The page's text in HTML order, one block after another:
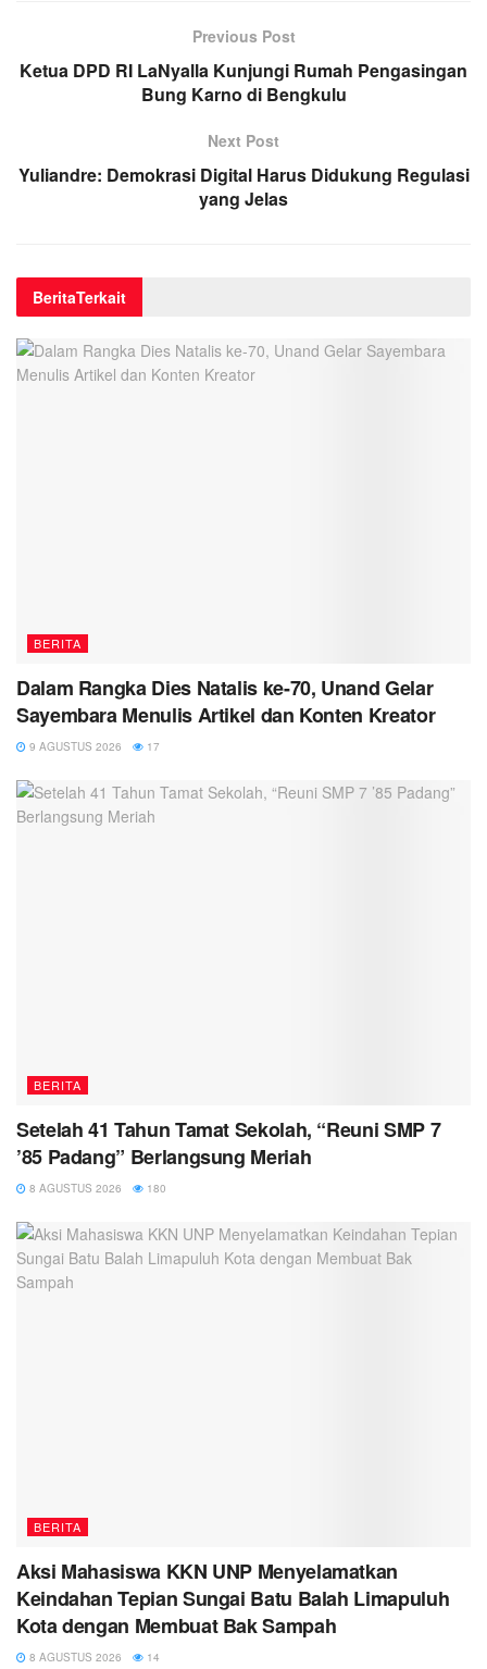
Previous Post
Ketua DPD RI LaNyalla Kunjungi Rumah Pengasingan
Bung Karno di Bengkulu
Next Post
Yuliandre: Demokrasi Digital Harus Didukung Regulasi
yang Jelas
BeritaTerkait
BERITA
Dalam Rangka Dies Natalis ke-70, Unand Gelar
Sayembara Menulis Artikel dan Konten Kreator
9 AGUSTUS 2026 17
BERITA
Setelah 41 Tahun Tamat Sekolah, “Reuni SMP 7
’85 Padang” Berlangsung Meriah
8 AGUSTUS 2026 180
BERITA
Aksi Mahasiswa KKN UNP Menyelamatkan
Keindahan Tepian Sungai Batu Balah Limapuluh
Kota dengan Membuat Bak Sampah
8 AGUSTUS 2026 14